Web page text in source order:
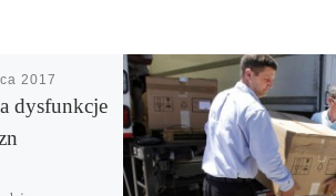
2017
dysfunkcje